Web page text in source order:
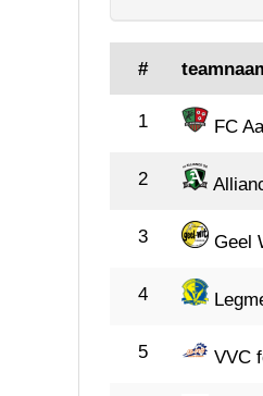
#
1 FC
2
3 Geel
4
5 VVC